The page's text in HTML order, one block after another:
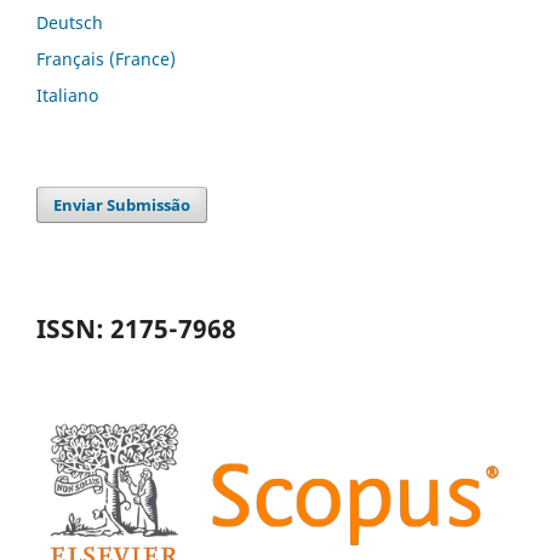
Deutsch
Français (France)
Italiano
Enviar Submissão
ISSN: 2175-7968